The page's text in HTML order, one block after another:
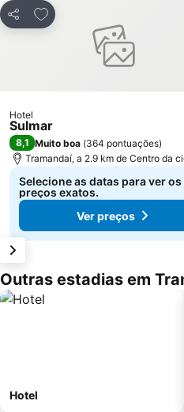
Partilhar
Adicionar aos favoritos
Hotel
Sulmar
8,1 Muito boa (364 pontuações)
Tramandaí, a 2.9 km de Centro da
Selecione as datas para ver os
preços exatos.
Ver preços
Outras estadias em
Hotel